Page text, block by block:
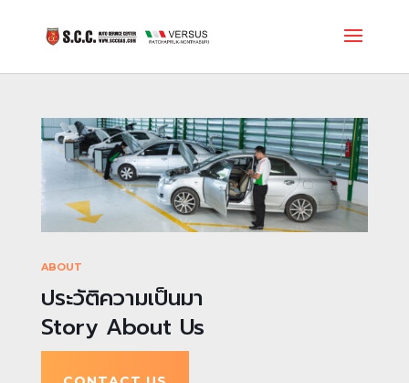
ABOUT
ประวัติความเป็นมา
Story About Us